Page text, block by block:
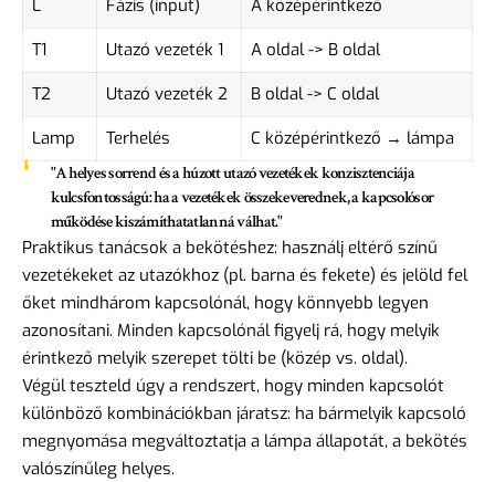
L
Fázis (input)
A középérintkező
T1
Utazó vezeték 1
A oldal -> B oldal
T2
Utazó vezeték 2
B oldal -> C oldal
Lamp
Terhelés C középérintkező → lámpa
"A helyes sorrend és a húzott utazó vezetékek konzisztenciája
kulcsfontosságú: ha a vezetékek összekeverednek, a kapcsolósor
működése kiszámíthatatlanná válhat."
Praktikus tanácsok a bekötéshez: használj eltérő színű
vezetékeket az utazókhoz (pl. barna és fekete) és jelöld fel
őket mindhárom kapcsolónál, hogy könnyebb legyen
azonosítani. Minden kapcsolónál figyelj rá, hogy melyik
érintkező melyik szerepet tölti be (közép vs. oldal).
Végül teszteld úgy a rendszert, hogy minden kapcsolót
különböző kombinációkban járatsz: ha bármelyik kapcsoló
megnyomása megváltoztatja a lámpa állapotát, a bekötés
valószínűleg helyes.